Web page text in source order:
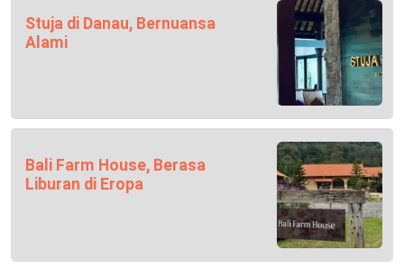
Stuja di Danau, Bernuansa
Alami
Bali Farm House, Berasa
Liburan di Eropa